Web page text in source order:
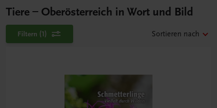
Tiere – Oberösterreich in Wort und Bild
Filtern (1) Sortieren nach